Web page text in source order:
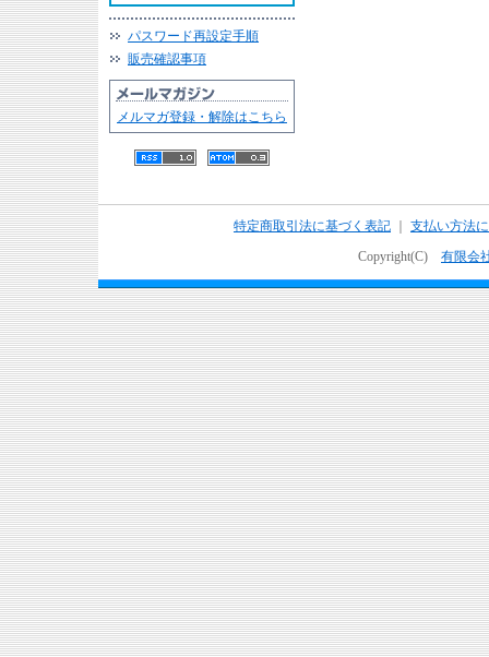
パスワード再設定手順
販売確認事項
メルマガ登録・解除はこちら
特定商取引法に基づく表記
支払い方法
Copyright(C) 有限会